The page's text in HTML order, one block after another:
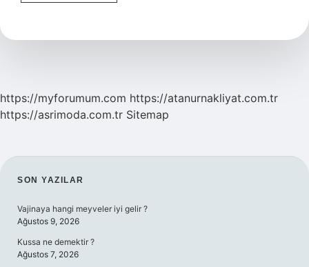
Komisyon
https://myforumum.com https://atanurnakliyat.com.tr
https://asrimoda.com.tr Sitemap
SIDEBAR
SON YAZILAR
Vajinaya hangi meyveler iyi gelir ?
Ağustos 9, 2026
Kussa ne demektir ?
Ağustos 7, 2026